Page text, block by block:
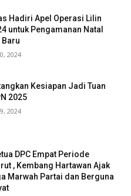
Hadiri Apel Operasi Lilin
untuk Pengamanan Natal
Baru
2024
Kesiapan Jadi Tuan
2025
2024
DPC Empat Periode
, Kembang Hartawan Ajak
Marwah Partai dan Berguna